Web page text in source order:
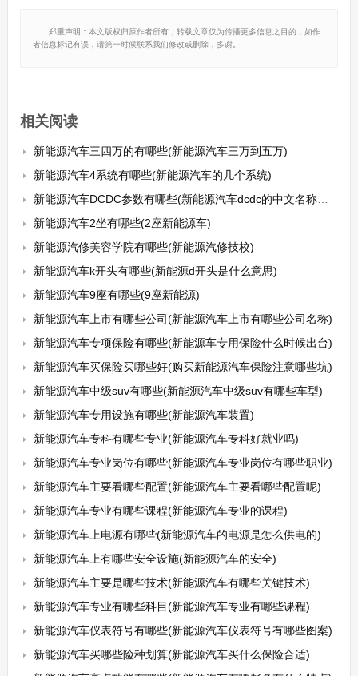
郑重声明：本文版权归原作者所有，转载文章仅为传播更多信息之目的，如作
者信息标记有误，请第一时候联系我们修改或删除，多谢。
相关阅读
新能源汽车三四万的有哪些(新能源汽车三万到五万)
新能源汽车4系统有哪些(新能源汽车的几个系统)
新能源汽车DCDC参数有哪些(新能源汽车dcdc的中文名称是什么)
新能源汽车2坐有哪些(2座新能源车)
新能源汽修美容学院有哪些(新能源汽修技校)
新能源汽车k开头有哪些(新能源d开头是什么意思)
新能源汽车9座有哪些(9座新能源)
新能源汽车上市有哪些公司(新能源汽车上市有哪些公司名称)
新能源汽车专项保险有哪些(新能源车专用保险什么时候出台)
新能源汽车买保险买哪些好(购买新能源汽车保险注意哪些坑)
新能源汽车中级suv有哪些(新能源汽车中级suv有哪些车型)
新能源汽车专用设施有哪些(新能源汽车装置)
新能源汽车专科有哪些专业(新能源汽车专科好就业吗)
新能源汽车专业岗位有哪些(新能源汽车专业岗位有哪些职业)
新能源汽车主要看哪些配置(新能源汽车主要看哪些配置呢)
新能源汽车专业有哪些课程(新能源汽车专业的课程)
新能源汽车上电源有哪些(新能源汽车的电源是怎么供电的)
新能源汽车上有哪些安全设施(新能源汽车的安全)
新能源汽车主要是哪些技术(新能源汽车有哪些关键技术)
新能源汽车专业有哪些科目(新能源汽车专业有哪些课程)
新能源汽车仪表符号有哪些(新能源汽车仪表符号有哪些图案)
新能源汽车买哪些险种划算(新能源汽车买什么保险合适)